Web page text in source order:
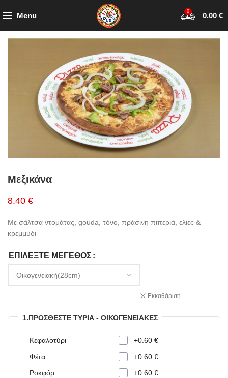
Menu 0 0.00 €
Μεξικάνα
8.40 €
Με σάλτσα ντομάτας, gouda, τόνο, πράσινη πιπεριά, ελιές &
κρεμμύδι
ΕΠΙΛΈΞΤΕ ΜΈΓΕΘΟΣ
Εκκαθάριση
1.ΠΡΟΣΘΈΣΤΕ ΤΥΡΙΆ - ΟΙΚΟΓΕΝΕΙΑΚΈΣ
Κεφαλοτύρι
+0.60 €
Φέτα
+0.60 €
Ροκφόρ
+0.60 €